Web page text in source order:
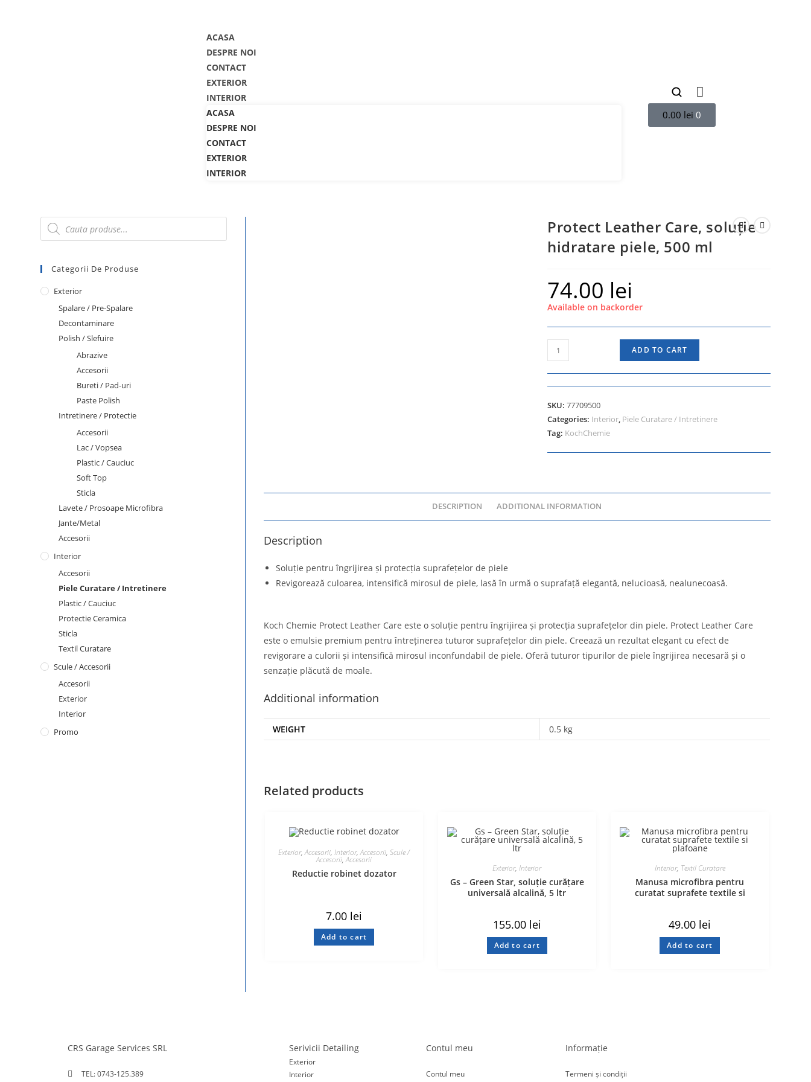
ACASA
DESPRE NOI
CONTACT
EXTERIOR
INTERIOR
ACASA
DESPRE NOI
CONTACT
EXTERIOR
INTERIOR
0.00 lei 0
Protect Leather Care, soluție
hidratare piele, 500 ml
74.00 lei
Available on backorder
ADD TO CART
SKU:77709500
Categories: Interior, Piele Curatare / Intretinere
Tag: KochChemie
DESCRIPTION ADDITIONAL INFORMATION
Description
Soluție pentru îngrijirea și protecția suprafețelor de piele
Revigorează culoarea, intensifică mirosul de piele, lasă în urmă o suprafață elegantă, nelucioasă, nealunecoasă.
Koch Chemie Protect Leather Care este o soluție pentru îngrijirea și protecția suprafețelor din piele. Protect Leather Care
este o emulsie premium pentru întreținerea tuturor suprafețelor din piele. Creează un rezultat elegant cu efect de
revigorare a culorii și intensifică mirosul inconfundabil de piele. Oferă tuturor tipurilor de piele îngrijirea necesară și o
senzație plăcută de moale.
Additional information
WEIGHT 0.5 kg
Related products
Exterior,Accesorii,Interior,Accesorii,Scule /
Accesorii,Accesorii
Reductie robinet dozator
7.00 lei
Add to cart
Exterior,Interior
Gs – Green Star, soluție curățare
universală alcalină, 5 ltr
155.00 lei
Add to cart
Interior, Textil Curatare
Manusa microfibra pentru
curatat suprafete textile si
49.00 lei
Add to cart
Categorii De Produse
Exterior
Spalare / Pre-Spalare
Decontaminare
Polish / Slefuire
Abrazive
Accesorii
Bureti / Pad-uri
Paste Polish
Intretinere / Protectie
Accesorii
Lac / Vopsea
Plastic / Cauciuc
Soft Top
Sticla
Lavete / Prosoape Microfibra
Jante/Metal
Accesorii
Interior
Accesorii
Piele Curatare / Intretinere
Plastic / Cauciuc
Protectie Ceramica
Sticla
Textil Curatare
Scule / Accesorii
Accesorii
Exterior
Interior
Promo
CRS Garage Services SRL
TEL: 0743-125.389
Serivicii Detailing
Exterior
Interior
Contul meu
Contul meu
Informație
Termeni și condiții